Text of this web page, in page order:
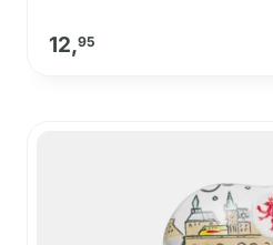
12,95